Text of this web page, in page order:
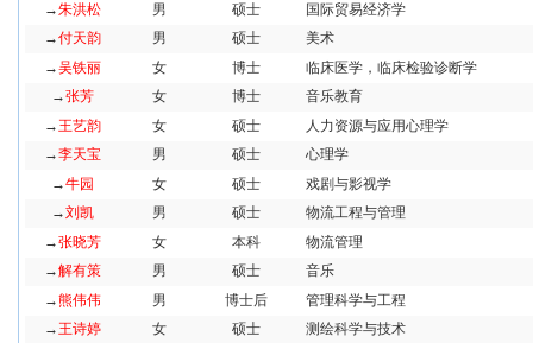
→朱洪松 男 硕士
国际贸易经济学
→付天韵 男 硕士
美术
→吴铁丽 女 博士
临床医学，临床检验诊断学
→张芳 女 博士
音乐教育
→王艺韵 女 硕士
人力资源与应用心理学
→李天宝 男 硕士
心理学
→牛园 女 硕士
戏剧与影视学
→刘凯 男 硕士
物流工程与管理
→张晓芳 女 本科
物流管理
→解有策 男 硕士
音乐
→熊伟伟 男 博士后
管理科学与工程
→王诗婷 女 硕士
测绘科学与技术